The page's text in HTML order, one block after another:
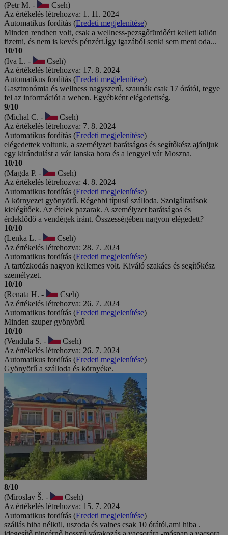
(Petr M. -
Cseh)
Az értékelés létrehozva: 1. 11. 2024
Automatikus fordítás (Eredeti megjelenítése)
Minden rendben volt, csak a wellness-pezsgőfürdőért kellett külön
fizetni, és nem is kevés pénzért.Így igazából senki sem ment oda...
10/10
(Iva L. -
Cseh)
Az értékelés létrehozva: 17. 8. 2024
Automatikus fordítás (Eredeti megjelenítése)
Gasztronómia és wellness nagyszerű, szaunák csak 17 órától, tegye
fel az információt a weben. Egyébként elégedettség.
9/10
(Michal C. -
Cseh)
Az értékelés létrehozva: 7. 8. 2024
Automatikus fordítás (Eredeti megjelenítése)
elégedettek voltunk, a személyzet barátságos és segítőkész ajánljuk
egy kirándulást a vár Janska hora és a lengyel vár Moszna.
10/10
(Magda P. -
Cseh)
Az értékelés létrehozva: 4. 8. 2024
Automatikus fordítás (Eredeti megjelenítése)
A környezet gyönyörű. Régebbi típusú szálloda. Szolgáltatások
kielégítőek. Az ételek pazarak. A személyzet barátságos és
érdeklődő a vendégek iránt. Összességében nagyon elégedett?
10/10
(Lenka L. -
Cseh)
Az értékelés létrehozva: 28. 7. 2024
Automatikus fordítás (Eredeti megjelenítése)
A tartózkodás nagyon kellemes volt. Kiváló szakács és segítőkész
személyzet.
10/10
(Renata H. -
Cseh)
Az értékelés létrehozva: 26. 7. 2024
Automatikus fordítás (Eredeti megjelenítése)
Minden szuper gyönyörű
10/10
(Vendula S. -
Cseh)
Az értékelés létrehozva: 26. 7. 2024
Automatikus fordítás (Eredeti megjelenítése)
Gyönyörű a szálloda és környéke.
8/10
(Miroslav Š. -
Cseh)
Az értékelés létrehozva: 15. 7. 2024
Automatikus fordítás (Eredeti megjelenítése)
szállás hiba nélkül, uszoda és valnes csak 10 órától,ami hiba .